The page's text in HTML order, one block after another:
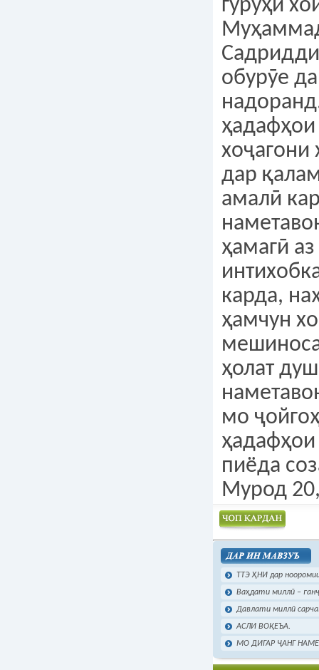
гуруҳи
обурӯе
дар
амалӣ
ҳамагӣ
карда,
ҳамчун
ҳолат
мо
пиёда
Мурод
Чоп намудан
ТТЭ ҲНИ дар
Ваҳдати миллӣ –
Давлати миллӣ
АСЛИ ВОҚЕЪА.
МО ДИГАР ҶАНГ